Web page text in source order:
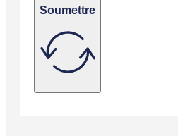
Soumettre